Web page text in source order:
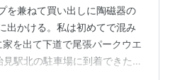
を兼ねて買い出しに陶磁器の
出かける。私は初めてで混み
を出て下道で尾張パークウエ
駅北の駐車場に到着できた。